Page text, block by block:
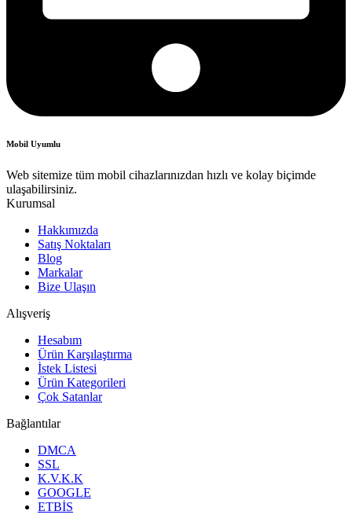
Mobil Uyumlu
Web sitemize tüm mobil cihazlarınızdan hızlı ve kolay biçimde
ulaşabilirsiniz.
Kurumsal
Hakkımızda
Satış Noktaları
Blog
Markalar
Bize Ulaşın
Alışveriş
Hesabım
Ürün Karşılaştırma
İstek Listesi
Ürün Kategorileri
Çok Satanlar
Bağlantılar
DMCA
SSL
K.V.K.K
GOOGLE
ETBİS